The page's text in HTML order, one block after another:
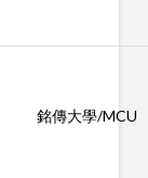
銘傳大學/MCU